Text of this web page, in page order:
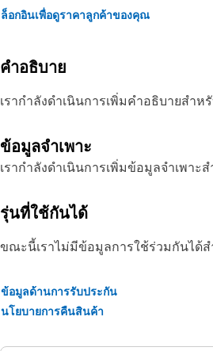
ล็อกอินเพื่อดูราคาลูกค้าของคุณ
คำอธิบาย
เรากำลังดำเนินการเพิ่มคำอธิบายสำ
ข้อมูลจำเพาะ
เรากำลังดำเนินการเพิ่มข้อมูลจำเพา
รุ่นที่ใช้กันได้
ขณะนี้เราไม่มีข้อมูลการใช้ร่วมกันได้
ข้อมูลด้านการรับประกัน
นโยบายการคืนสินค้า